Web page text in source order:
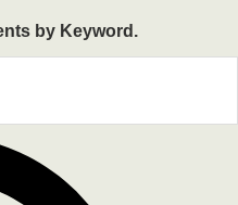
by Keyword.